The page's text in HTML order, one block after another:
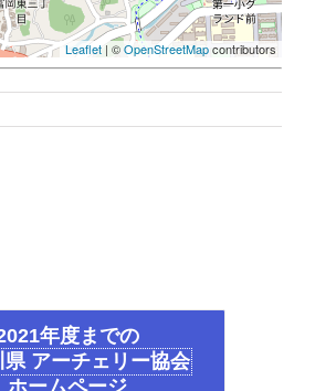
Leaflet | ©OpenStreetMapcontributors
年度までの
県 アーチェリー協会